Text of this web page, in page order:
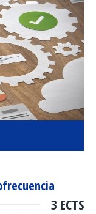
3 ECTS